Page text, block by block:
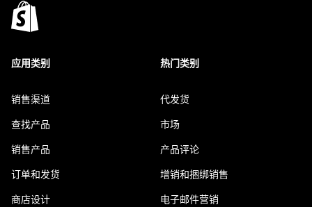
应用类别
销售渠道
查找产品
销售产品
订单和发货
商店设计
热门类别
代发货
市场
产品评论
增销和捆绑销售
电子邮件营销